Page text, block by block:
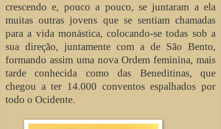
crescendo e, pouco a pouco, se juntaram a ela
muitas outras jovens que se sentiam chamadas
para a vida monástica, colocando-se todas sob a
sua direção, juntamente com a de São Bento,
formando assim uma nova Ordem feminina, mais
tarde conhecida como das Beneditinas, que
chegou a ter 14.000 conventos espalhados por
todo o Ocidente.